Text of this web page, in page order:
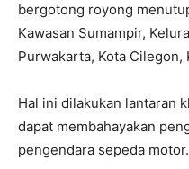
bergotong royong
Kawasan Sumampir,
Purwakarta, Kota Cilegon,
Hal ini dilakukan lantaran
dapat membahayakan
pengendara sepeda motor.